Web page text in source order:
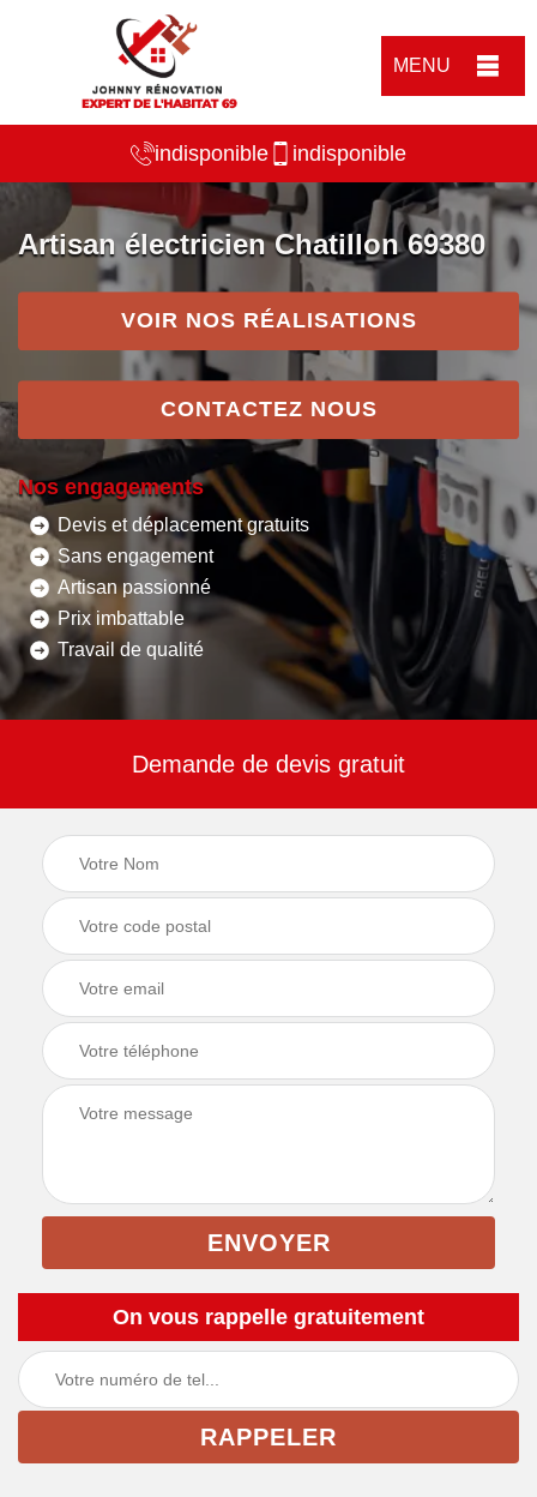
MENU
indisponible indisponible
Artisan électricien Chatillon 69380
VOIR NOS RÉALISATIONS
CONTACTEZ NOUS
Nos engagements
Devis et déplacement gratuits
Sans engagement
Artisan passionné
Prix imbattable
Travail de qualité
Demande de devis gratuit
On vous rappelle gratuitement